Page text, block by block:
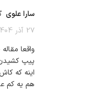
سارا علوی
27 آذر 1404 در 11:35 ق.ظ
واقعا
پیپ کشیدن
اینه که
هم یه کم